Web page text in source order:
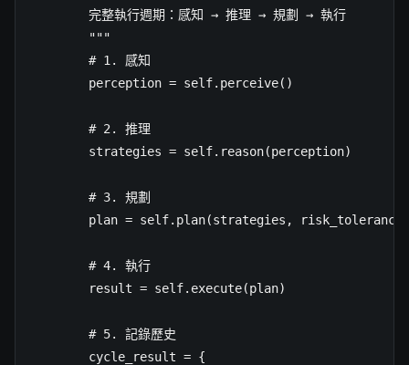
        完整執行週期：感知 → 推理 → 規劃 → 執行
        """
        # 1. 感知
        perception = self.perceive()
        # 2. 推理
        strategies = self.reason(perception)
        # 3. 規劃
        plan = self.plan(strategies, risk_tolerance)
        # 4. 執行
        result = self.execute(plan)
        # 5. 記錄歷史
        cycle_result = {